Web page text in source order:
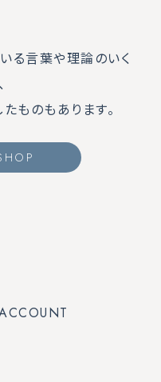
る言葉や理論のいく
ものもあります。